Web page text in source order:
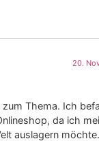
20.
Thema. Ich
da ich
auslagern